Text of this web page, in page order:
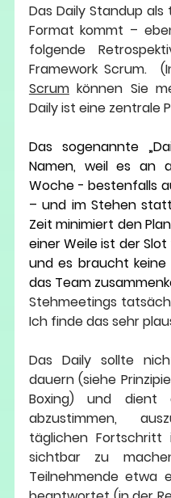
Das Daily Standup
Format kommt –
folgende
Framework Scrum.
Scrum können Sie
Daily ist eine zentrale
Das sogenannte
Namen, weil es an
Woche - bestenfalls
– und im Stehen
Zeit minimiert den
einer Weile ist der
und es braucht keine
das Team
Stehmeetings
Ich finde das sehr
Das Daily sollte
dauern (siehe
Boxing) und dient
abzustimmen,
täglichen Fortschritt
sichtbar zu
Teilnehmende etwa